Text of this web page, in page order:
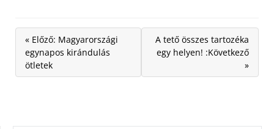
« Előző: Magyarországi
egynapos kirándulás
ötletek
A tető összes tartozéka
egy helyen! :Következő
»